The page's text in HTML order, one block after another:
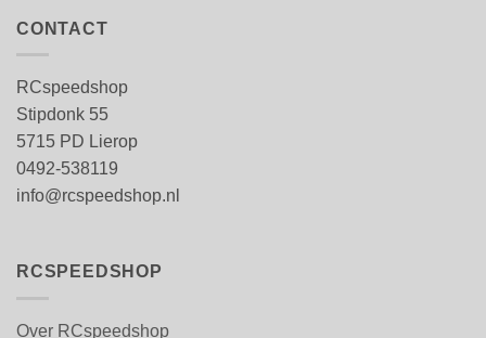
CONTACT
RCspeedshop
Stipdonk 55
5715 PD Lierop
0492-538119
info@rcspeedshop.nl
RCSPEEDSHOP
Over RCspeedshop